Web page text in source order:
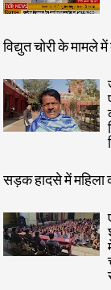
विद्युत चोरी के मामले
सड़क हादसे में महिला